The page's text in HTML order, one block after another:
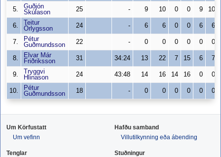
5.
Guðjón
Skúlason
25 - 9 10 0 0 9 10
6.
Teitur
Örlygsson
24 - 6 6 0 0 6 6
7.
Pétur
Guðmundsson
22 - 0 0 0 0 0 0
8.
Elvar Már
Friðriksson
31 34:24 13 22 7 15 6 7
9.
Tryggvi
Hlinason
24 43:48 14 16 14 16 0 0
10.
Pétur
Guðmundsson
18 - 0 0 0 0 0 0
Um Körfustatt
Um vefinn
Hafðu samband
Villutilkynning eða ábending
Tenglar
Stuðningur